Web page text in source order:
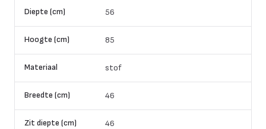
Diepte (cm) 56
Hoogte (cm) 85
Materiaal stof
Breedte (cm) 46
Zit diepte (cm) 46